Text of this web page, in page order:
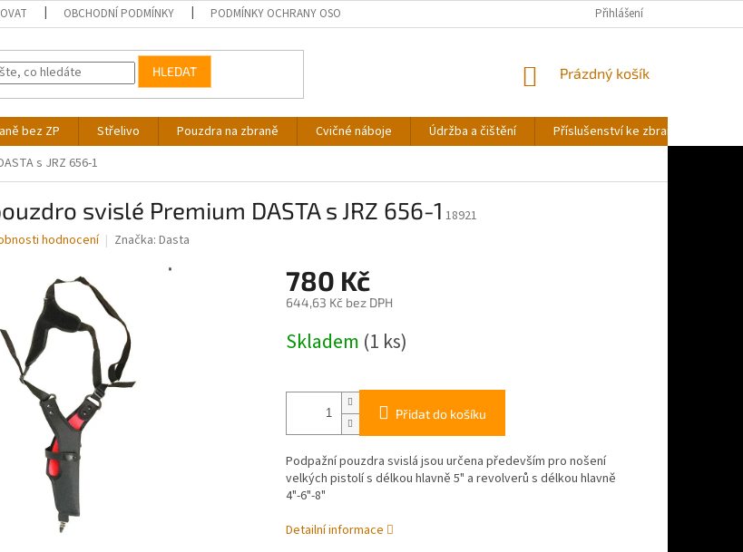
OBCHODNÍ PODMÍNKY PODMÍNKY OCHRANY OSOBNÍCH ÚDAJŮ Přihlášení
HLEDAT
NÁKUPNÍ
Prázdný košík
bez ZP Střelivo Pouzdra na zbraně Cvičné náboje Údržba a čištění Příslušenství ke zbraním
s JRZ 656-1
svislé Premium DASTA s JRZ 656-1 18921
hodnocení Značka: Dasta
780 Kč
644,63 Kč bez DPH
cena:
Skladem (1 ks)
Přidat do košíku
Podpažní pouzdra svislá jsou určena především pro nošení
velkých pistolí s délkou hlavně 5" a revolverů s délkou hlavně
4"-6"-8"
Detailní informace